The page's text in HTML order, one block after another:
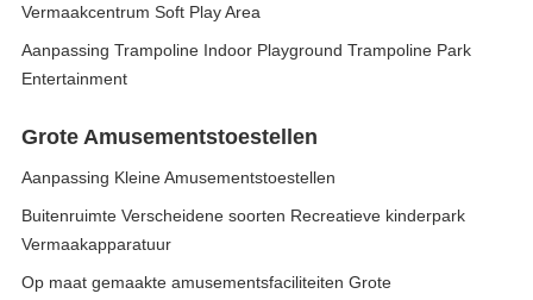
Vermaakcentrum Soft Play Area
Aanpassing Trampoline Indoor Playground Trampoline Park
Entertainment
Grote Amusementstoestellen
Aanpassing Kleine Amusementstoestellen
Buitenruimte Verscheidene soorten Recreatieve kinderpark
Vermaakapparatuur
Op maat gemaakte amusementsfaciliteiten Grote